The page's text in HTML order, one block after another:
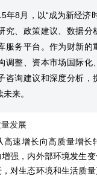
年8月，以“成为新经济
究、政策建议、数据分
服务平台。作为财新的
调整、资本市场国际化
咨询建议和深度分析，
来。
发展
高速增长向高质量增长
强，内外部环境发生
对生态环境和生活质